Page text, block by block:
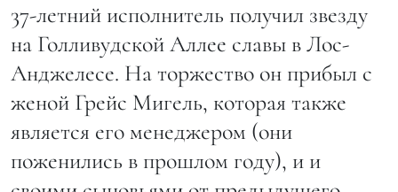
37-летний исполнитель получил звезду
на Голливудской Аллее славы в Лос-
Анджелесе. На торжество он прибыл с
женой Грейс Мигель, которая также
является его менеджером (они
поженились в прошлом году), и и